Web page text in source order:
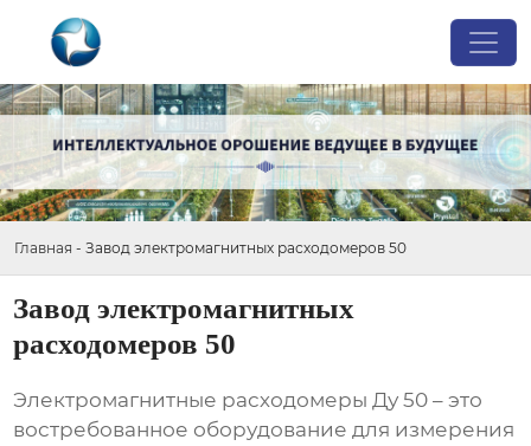
Главная - Завод электромагнитных расходомеров 50
Завод электромагнитных
расходомеров 50
Электромагнитные расходомеры Ду 50 – это
востребованное оборудование для измерения